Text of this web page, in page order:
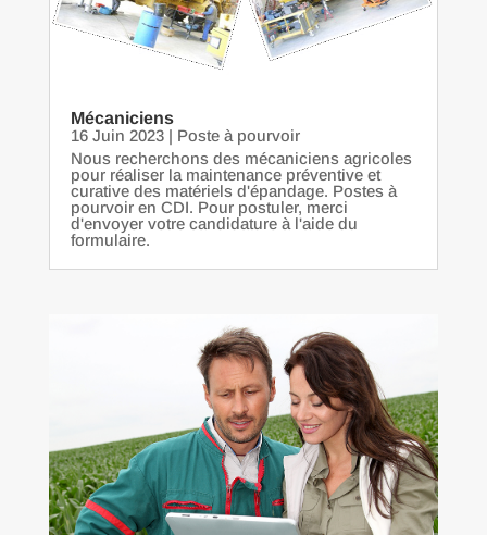
Mécaniciens
16 Juin 2023| Poste à pourvoir
Nous recherchons des mécaniciens agricoles
pour réaliser la maintenance préventive et
curative des matériels d'épandage. Postes à
pourvoir en CDI. Pour postuler, merci
d'envoyer votre candidature à l'aide du
formulaire.